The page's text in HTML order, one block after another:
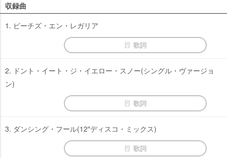
収録曲
1. ピーチズ・エン・レガリア
歌詞
2. ドント・イート・ジ・イエロー・スノー(シングル・ヴァージョ
ン)
歌詞
3. ダンシング・フール(12″ディスコ・ミックス)
歌詞